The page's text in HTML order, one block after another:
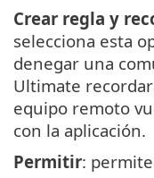
Crear regla y
selecciona esta
denegar una
Ultimate
equipo remoto
con la aplicación.
Permitir: